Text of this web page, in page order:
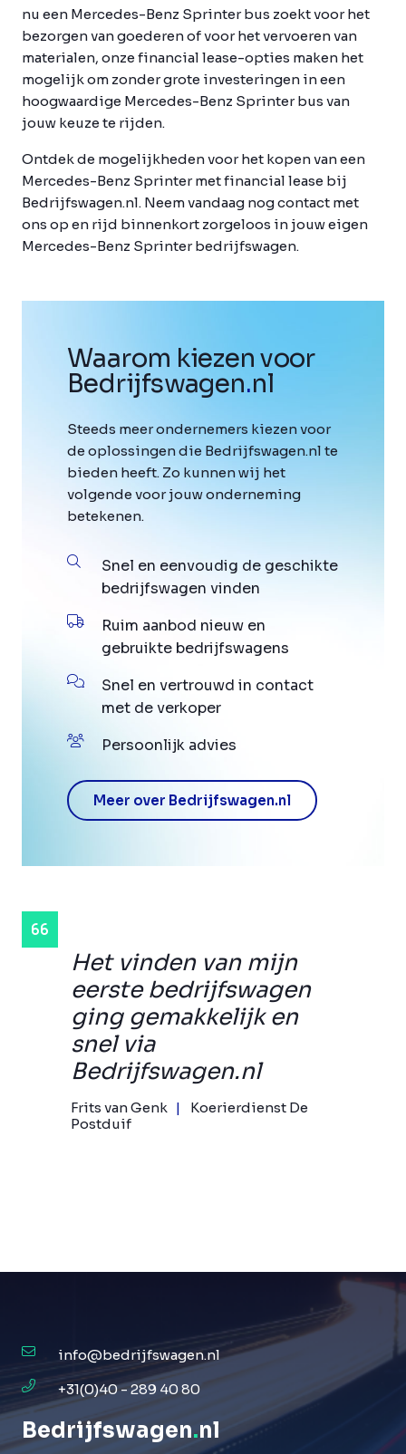
nu een Mercedes-Benz Sprinter bus zoekt voor het
bezorgen van goederen of voor het vervoeren van
materialen, onze financial lease-opties maken het
mogelijk om zonder grote investeringen in een
hoogwaardige Mercedes-Benz Sprinter bus van
jouw keuze te rijden.
Ontdek de mogelijkheden voor het kopen van een
Mercedes-Benz Sprinter met financial lease bij
Bedrijfswagen.nl. Neem vandaag nog contact met
ons op en rijd binnenkort zorgeloos in jouw eigen
Mercedes-Benz Sprinter bedrijfswagen.
Het vinden van mijn
eerste bedrijfswagen
ging gemakkelijk en
snel via
Bedrijfswagen.nl
Frits van Genk
Koerierdienst De
Postduif
Waarom kiezen voor
Bedrijfswagen.nl
Steeds meer ondernemers kiezen voor
de oplossingen die Bedrijfswagen.nl te
bieden heeft. Zo kunnen wij het
volgende voor jouw onderneming
betekenen.
Snel en eenvoudig de geschikte
bedrijfswagen vinden
Ruim aanbod nieuw en
gebruikte bedrijfswagens
Snel en vertrouwd in contact
met de verkoper
Persoonlijk advies
Meer over Bedrijfswagen.nl
info@bedrijfswagen.nl
+31(0)40 - 289 40 80
Bedrijfswagen.nl